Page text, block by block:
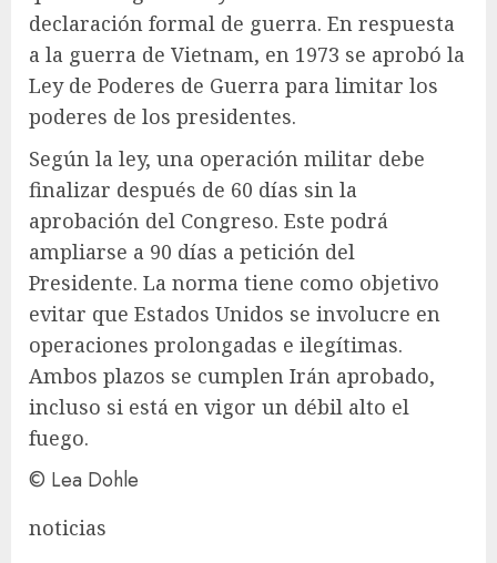
declaración formal de guerra. En respuesta
a la guerra de Vietnam, en 1973 se aprobó la
Ley de Poderes de Guerra para limitar los
poderes de los presidentes.
Según la ley, una operación militar debe
finalizar después de 60 días sin la
aprobación del Congreso. Este podrá
ampliarse a 90 días a petición del
Presidente. La norma tiene como objetivo
evitar que Estados Unidos se involucre en
operaciones prolongadas e ilegítimas.
Ambos plazos se cumplen Irán aprobado,
incluso si está en vigor un débil alto el
fuego.
© Lea Dohle
noticias